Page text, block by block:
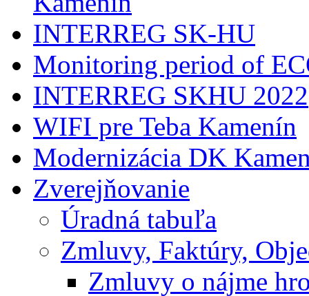
INTERREG SK-HU
Monitoring period of
INTERREG SKHU 2022
WIFI pre Teba Kamenín
Modernizácia DK
Zverejňovanie
Úradná tabuľa
Zmluvy, Faktúry,
Zmluvy o nájme